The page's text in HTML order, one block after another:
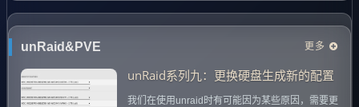
unRaid&PVE 更多
unRaid系列九：更换硬盘生成新的配置
我们在使用unraid时有可能因为某些原因，需要更